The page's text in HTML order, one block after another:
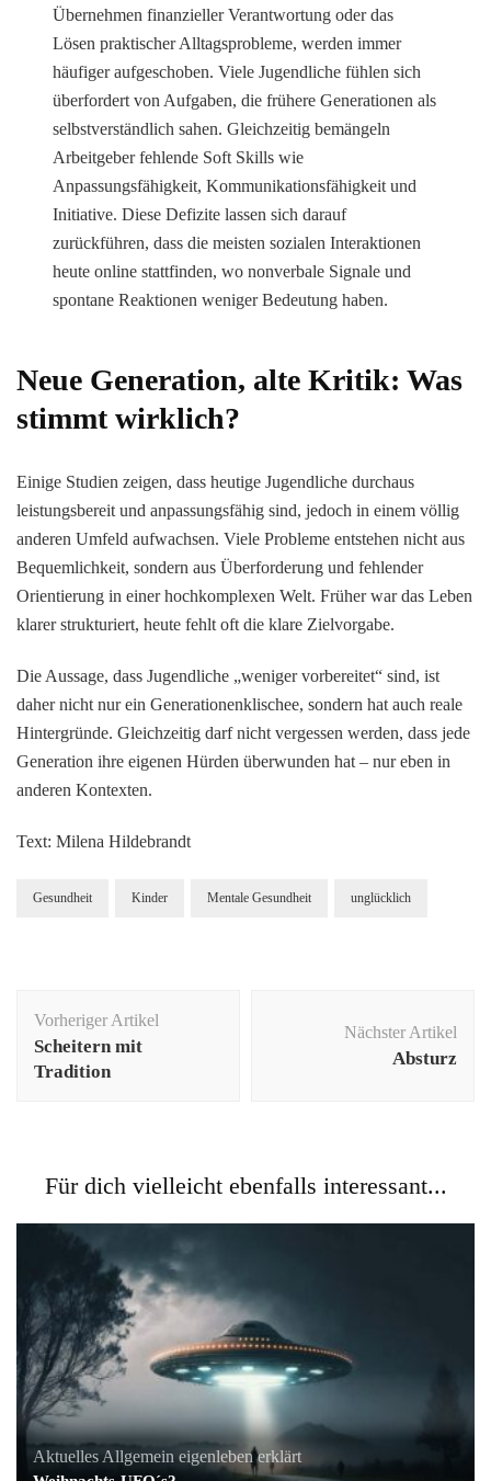
Übernehmen finanzieller Verantwortung oder das
Lösen praktischer Alltagsprobleme, werden immer
häufiger aufgeschoben. Viele Jugendliche fühlen sich
überfordert von Aufgaben, die frühere Generationen als
selbstverständlich sahen. Gleichzeitig bemängeln
Arbeitgeber fehlende Soft Skills wie
Anpassungsfähigkeit, Kommunikationsfähigkeit und
Initiative. Diese Defizite lassen sich darauf
zurückführen, dass die meisten sozialen Interaktionen
heute online stattfinden, wo nonverbale Signale und
spontane Reaktionen weniger Bedeutung haben.
Neue Generation, alte Kritik: Was
stimmt wirklich?
Einige Studien zeigen, dass heutige Jugendliche durchaus
leistungsbereit und anpassungsfähig sind, jedoch in einem völlig
anderen Umfeld aufwachsen. Viele Probleme entstehen nicht aus
Bequemlichkeit, sondern aus Überforderung und fehlender
Orientierung in einer hochkomplexen Welt. Früher war das Leben
klarer strukturiert, heute fehlt oft die klare Zielvorgabe.
Die Aussage, dass Jugendliche „weniger vorbereitet“ sind, ist
daher nicht nur ein Generationenklischee, sondern hat auch reale
Hintergründe. Gleichzeitig darf nicht vergessen werden, dass jede
Generation ihre eigenen Hürden überwunden hat – nur eben in
anderen Kontexten.
Text: Milena Hildebrandt
Gesundheit Kinder Mentale Gesundheit unglücklich
Vorheriger Artikel
Scheitern mit
Tradition
Nächster Artikel
Absturz
Für dich vielleicht ebenfalls interessant...
Aktuelles Allgemein eigenleben erklärt